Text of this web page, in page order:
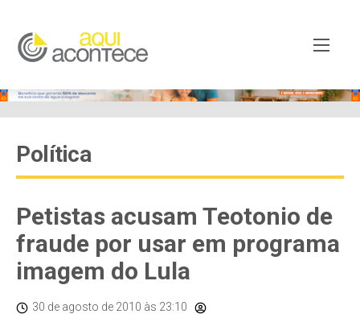
Política
Petistas acusam Teotonio de
fraude por usar em programa
imagem do Lula
30 de agosto de 2010 às 23:10